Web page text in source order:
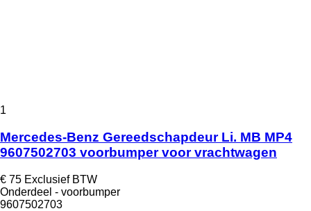
1
Mercedes-Benz Gereedschapdeur Li. MB MP4
9607502703 voorbumper voor vrachtwagen
€ 75 Exclusief BTW
Onderdeel - voorbumper
9607502703